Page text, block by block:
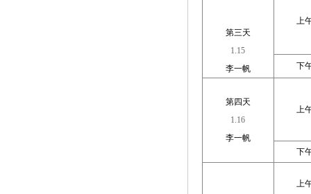
第三天
1.15
李一帆
上
下
第四天
1.16
李一帆
上
下
上